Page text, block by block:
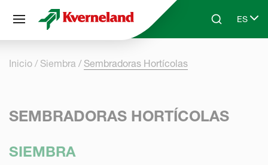
Skip to main contentSearchES
Select
Inicio Siembra Sembradoras Hortícolas
SEMBRADORAS HORTÍCOLAS
SIEMBRA
Panel de gestión de cookies